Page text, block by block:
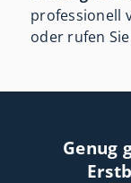
professionell
oder rufen
Genug